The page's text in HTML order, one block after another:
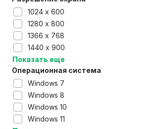
1024 х 600
1280 х 800
1366 х 768
1440 х 900
Показать еще
Операционная система
Windows 7
Windows 8
Windows 10
Windows 11